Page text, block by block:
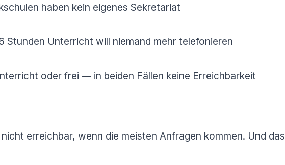
haben kein eigenes Sekretariat
Stunden Unterricht will niemand mehr telefonieren
oder frei — in beiden Fällen keine Erreichbarkeit
erreichbar, wenn die meisten Anfragen kommen. Und das